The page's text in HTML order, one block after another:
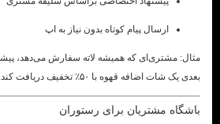
ارسال پیام کوتاه بدون نیاز به اپ
مثال: مشتری‌ای که همیشه لاته سفارش می‌دهد،
بعدی یک شات اضافه قهوه با ۵۰٪ تخفیف دریافت کند.
باشگاه مشتریان برای رستوران